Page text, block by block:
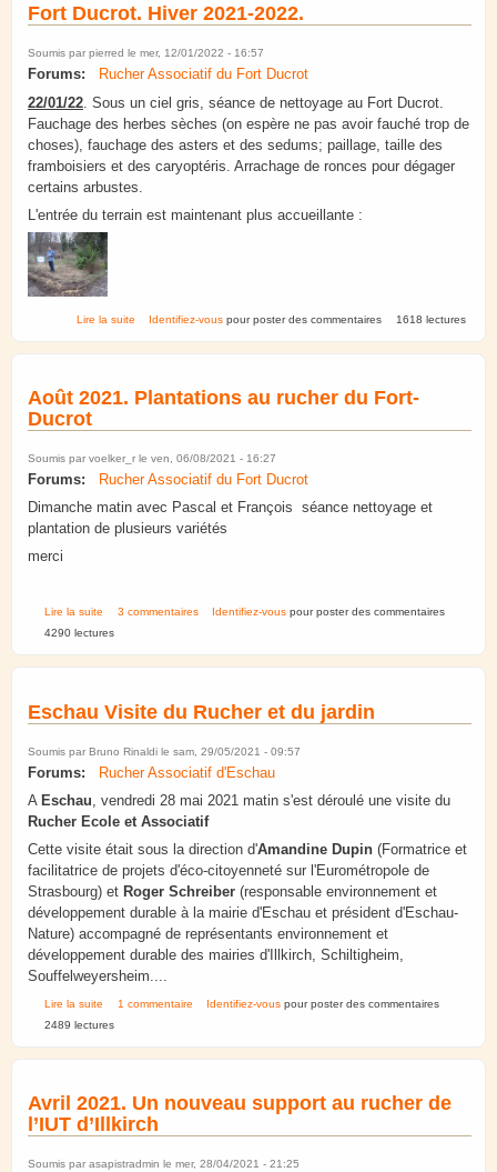
Fort Ducrot. Hiver 2021-2022.
Soumis par pierred le mer, 12/01/2022 - 16:57
Forums:
Rucher Associatif du Fort Ducrot
22/01/22 . Sous un ciel gris, séance de nettoyage au Fort Ducrot.
Fauchage des herbes sèches (on espère ne pas avoir fauché trop de
choses), fauchage des asters et des sedums; paillage, taille des
framboisiers et des caryoptéris. Arrachage de ronces pour dégager
certains arbustes.
L'entrée du terrain est maintenant plus accueillante :
Lire la suite de Fort Ducrot. Hiver 2021-2022.
Identifiez-vous pour poster des commentaires 1618 lectures
Août 2021. Plantations au rucher du Fort-
Ducrot
Soumis par voelker_r le ven, 06/08/2021 - 16:27
Forums:
Rucher Associatif du Fort Ducrot
Dimanche matin avec Pascal et François séance nettoyage et
plantation de plusieurs variétés
merci
Lire la suite de Août 2021. Plantations au rucher du Fort-Ducrot
3 commentaires Identifiez-vous pour poster des commentaires
4290 lectures
Eschau Visite du Rucher et du jardin
Soumis par Bruno Rinaldi le sam, 29/05/2021 - 09:57
Forums:
Rucher Associatif d'Eschau
A Eschau, vendredi 28 mai 2021 matin s'est déroulé une visite du
Rucher Ecole et Associatif
Cette visite était sous la direction d'Amandine Dupin (Formatrice et
facilitatrice de projets d'éco-citoyenneté sur l'Eurométropole de
Strasbourg) et Roger Schreiber (responsable environnement et
développement durable à la mairie d'Eschau et président d'Eschau-
Nature) accompagné de représentants environnement et
développement durable des mairies d'Illkirch, Schiltigheim,
Souffelweyersheim....
Lire la suite de Eschau Visite du Rucher et du jardin
1 commentaire Identifiez-vous pour poster des commentaires
2489 lectures
Avril 2021. Un nouveau support au rucher de
l’IUT d’Illkirch
Soumis par asapistradmin le mer, 28/04/2021 - 21:25